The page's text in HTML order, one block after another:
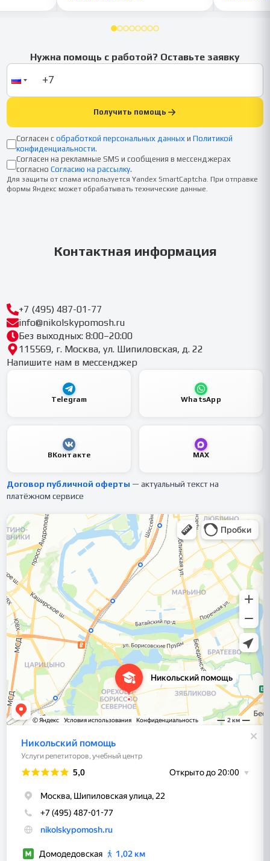
Нужна помощь с работой? Оставьте заявку
Получить помощь
Согласен с обработкой персональных данных и Политикой
конфиденциальности.
Согласен на рекламные SMS и сообщения в мессенджерах
согласно Согласию на рассылку.
Для защиты от спама используется Yandex SmartCaptcha. При отправке
формы Яндекс может обрабатывать технические данные.
Контактная информация
+7 (495) 487-01-77
info@nikolskypomosh.ru
Без выходных: 8:00–20:00
115569, г. Москва, ул. Шипиловская, д. 22
Напишите нам в мессенджер
Telegram WhatsApp
ВКонтакте MAX
Договор публичной оферты — актуальный текст на
платёжном сервисе